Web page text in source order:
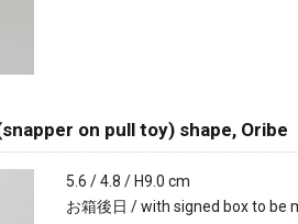
on pull toy) shape, Oribe
5.6 / 4.8 / H9.0 cm
お箱後日 / with signed box to be